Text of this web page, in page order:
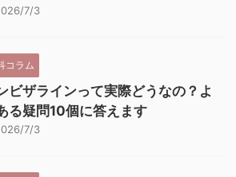
7/3
コラム
ビザラインって実際どうなの？よ
る疑問10個に答えます
7/3